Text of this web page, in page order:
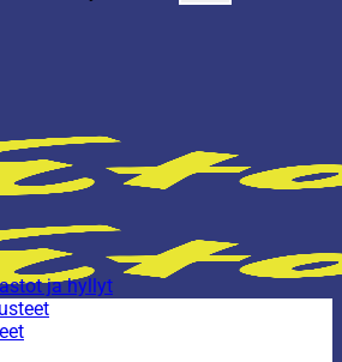
ja hyllyt